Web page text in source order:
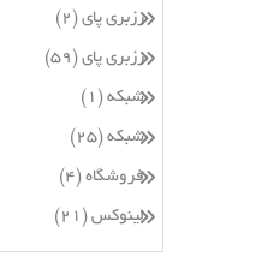
رزبری پای (۲)
رزبری پای (۵۹)
شبکه (۱)
شبکه (۲۵)
فروشگاه (۴)
لینوکس (۲۱)